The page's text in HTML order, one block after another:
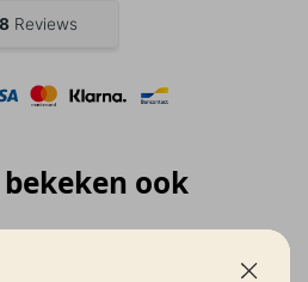
ook